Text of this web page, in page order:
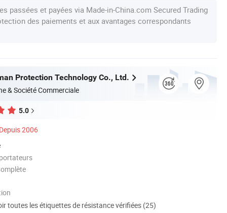
passées et payées via Made-in-China.com Secured Trading
des paiements et aux avantages correspondants
Protection Technology Co., Ltd.
& Société Commerciale
5.0
2006
toutes les étiquettes de résistance vérifiées (25)